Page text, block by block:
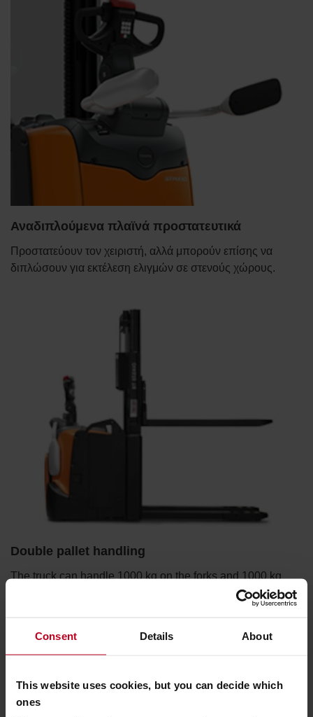
Consent Details About
This website uses cookies, but you can decide which
ones
Αναδιπλούμενα πλαϊνά προστατευτικά
Προστατεύουν τον χειριστή, αλλά μπορούν επίσης να
διπλώσουν για εκτέλεση ελιγμών σε στενούς χώρους.
Double pallet handling
The truck can handle 1000 kg on the forks and 1000 kg
on the support arms ideal for (un)loading lorries or